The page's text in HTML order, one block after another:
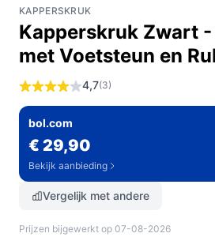
KAPPERSKRUK
Kapperskruk Zwart
met Voetsteun en
4,7(3)
bol.com
€ 29,90
Bekijk aanbieding
Vergelijk met andere
Prijzen bijgewerkt op 07-08-2026